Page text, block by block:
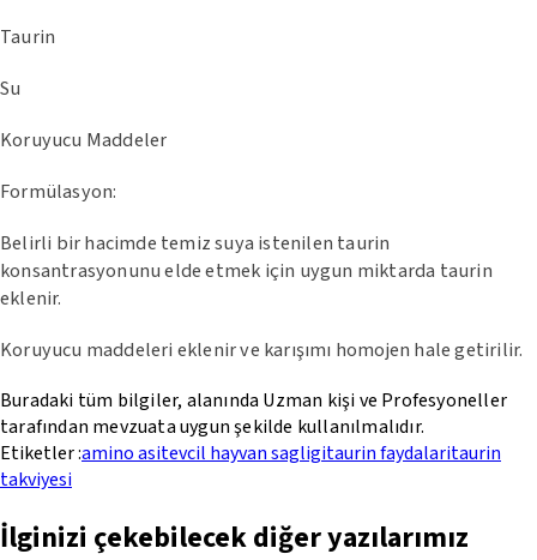
Taurin
Su
Koruyucu Maddeler
Formülasyon:
Belirli bir hacimde temiz suya istenilen taurin
konsantrasyonunu elde etmek için uygun miktarda taurin
eklenir.
Koruyucu maddeleri eklenir ve karışımı homojen hale getirilir.
Buradaki tüm bilgiler, alanında Uzman kişi ve Profesyoneller
tarafından mevzuata uygun şekilde kullanılmalıdır.
Etiketler :amino asitevcil hayvan sagligitaurin faydalaritaurin
takviyesi
İlginizi çekebilecek diğer yazılarımız